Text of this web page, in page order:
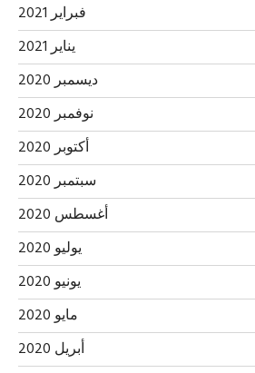
فبراير 2021
يناير 2021
ديسمبر 2020
نوفمبر 2020
أكتوبر 2020
سبتمبر 2020
أغسطس 2020
يوليو 2020
يونيو 2020
مايو 2020
أبريل 2020